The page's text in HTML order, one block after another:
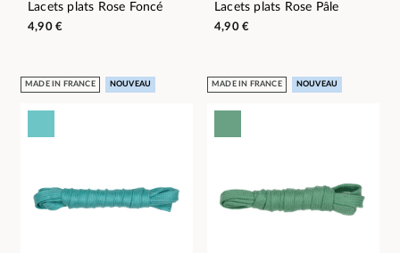
Lacets plats Rose Foncé
4,90 €
Lacets plats Rose Pâle
4,90 €
MADE IN FRANCE NOUVEAU MADE IN FRANCE NOUVEAU